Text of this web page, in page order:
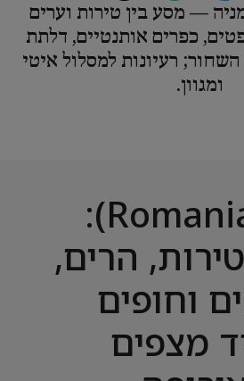
— מסע בין טירות וערים
כפרים אותנטיים, דלתת
רעיונות למסלול איטי
ומגוון.
רומניה (Romania):
הרים,
וחופים
מצפים